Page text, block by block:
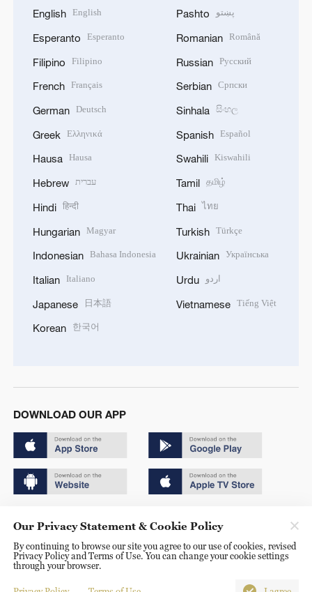
English English
Esperanto Esperanto
Filipino Filipino
French Français
German Deutsch
Greek Ελληνικά
Hausa Hausa
Hebrew עברית
Hindi हिन्दी
Hungarian Magyar
Indonesian Bahasa Indonesia
Italian Italiano
Japanese 日本語
Korean 한국어
Pashto پښتو
Romanian Română
Russian Русский
Serbian Српски
Sinhala සිංහල
Spanish Español
Swahili Kiswahili
Tamil தமிழ்
Thai ไทย
Turkish Türkçe
Ukrainian Українська
Urdu اردو
Vietnamese Tiếng Việt
DOWNLOAD OUR APP
京ICP备20000184号
京公网安备 11010502050052号
Disinformation report hotline: 010-85061466
Our Privacy Statement & Cookie Policy
By continuing to browse our site you agree to our use of cookies, revised
Privacy Policy and Terms of Use. You can change your cookie settings
through your browser.